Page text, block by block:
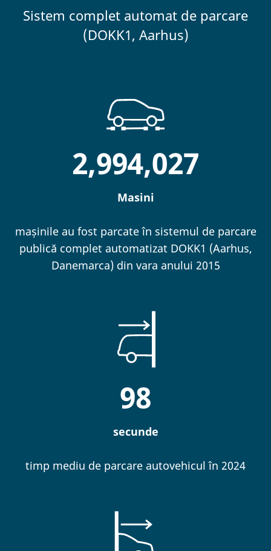
Sistem complet automat de parcare
(DOKK1, Aarhus)
2,994,027
Masini
mașinile au fost parcate în sistemul de parcare
publică complet automatizat DOKK1 (Aarhus,
Danemarca) din vara anului 2015
98
secunde
timp mediu de parcare autovehicul în 2024